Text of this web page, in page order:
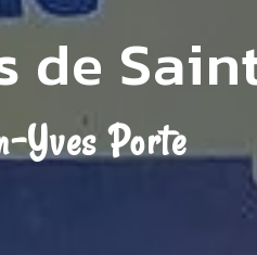
de
Yves Porte